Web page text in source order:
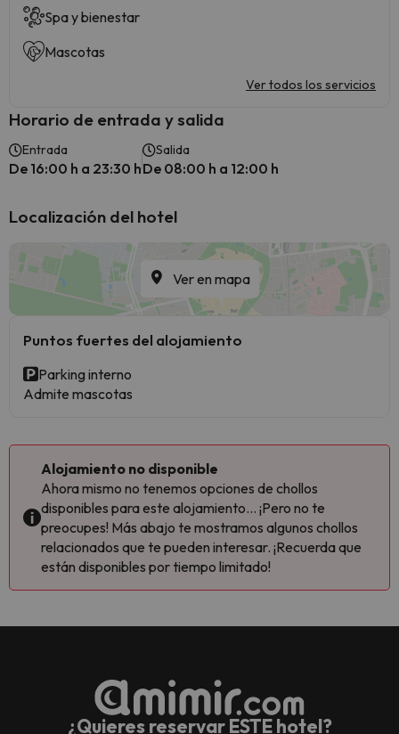
Spa y bienestar
Mascotas
Ver todos los servicios
Horario de entrada y salida
Entrada
De 16:00 h a 23:30 h
Salida
De 08:00 h a 12:00 h
Localización del hotel
Ver en mapa
Puntos fuertes del alojamiento
Parking interno
Admite mascotas
Alojamiento no disponible
Ahora mismo no tenemos opciones de chollos
disponibles para este alojamiento... ¡Pero no te
preocupes! Más abajo te mostramos algunos chollos
relacionados que te pueden interesar. ¡Recuerda que
están disponibles por tiempo limitado!
¿Quieres reservar ESTE hotel?